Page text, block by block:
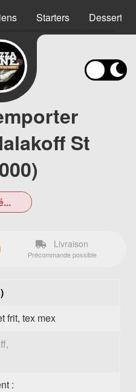
Starters Desserts
St
Livraison
Précommande possible
frit, tex mex
: